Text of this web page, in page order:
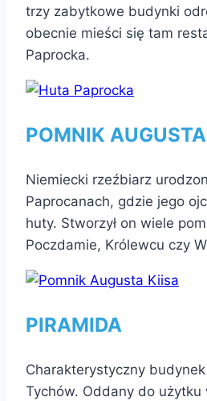
trzy zabytkowe budynki
obecnie mieści się tam
Paprocka.
POMNIK
Niemiecki rzeźbiarz
Paprocanach, gdzie jego
huty. Stworzył on wiele
Poczdamie, Królewcu czy
PIRAMIDA
Charakterystyczny
Tychów. Oddany do